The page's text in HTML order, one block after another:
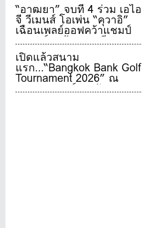
“อาฒยา” จบที่ 4 ร่วม เอไอ
จี วีเมนส์ โอเพ่น “คุวาอิ”
เฉือนเพลย์ออฟคว้าแชมป์
เมเจอร์สุดท้ายของปี
เปิดแล้วสนาม
แรก...“Bangkok Bank Golf
Tournament 2026” ณ
บางกอก กอล์ฟ คลับ